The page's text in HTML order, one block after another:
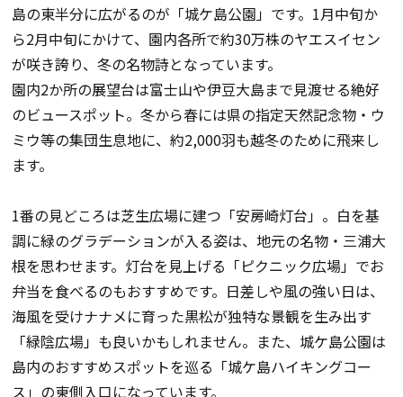
島の東半分に広がるのが「城ケ島公園」です。1月中旬か
ら2月中旬にかけて、園内各所で約30万株のヤエスイセン
が咲き誇り、冬の名物詩となっています。
園内2か所の展望台は富士山や伊豆大島まで見渡せる絶好
のビュースポット。冬から春には県の指定天然記念物・ウ
ミウ等の集団生息地に、約2,000羽も越冬のために飛来し
ます。
1番の見どころは芝生広場に建つ「安房崎灯台」。白を基
調に緑のグラデーションが入る姿は、地元の名物・三浦大
根を思わせます。灯台を見上げる「ピクニック広場」でお
弁当を食べるのもおすすめです。日差しや風の強い日は、
海風を受けナナメに育った黒松が独特な景観を生み出す
「緑陰広場」も良いかもしれません。また、城ケ島公園は
島内のおすすめスポットを巡る「城ケ島ハイキングコー
ス」の東側入口になっています。